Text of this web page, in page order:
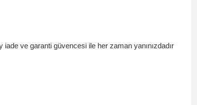
ve garanti güvencesi ile her zaman yanınızdadır